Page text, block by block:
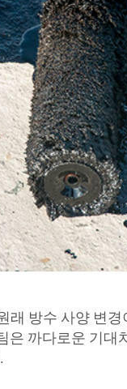
래 방수 사양 변
은 까다로운 기대